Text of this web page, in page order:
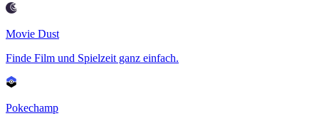
Movie Dust
Finde Film und Spielzeit ganz einfach.
Pokechamp